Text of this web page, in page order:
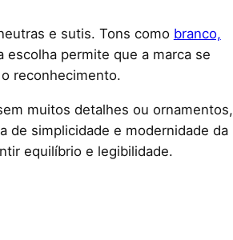
e sutis. Tons como branco,
permite que a marca se
reconhecimento.
muitos detalhes ou ornamentos,
de simplicidade e modernidade da
equilíbrio e legibilidade.